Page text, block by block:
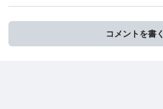
コメントを書く